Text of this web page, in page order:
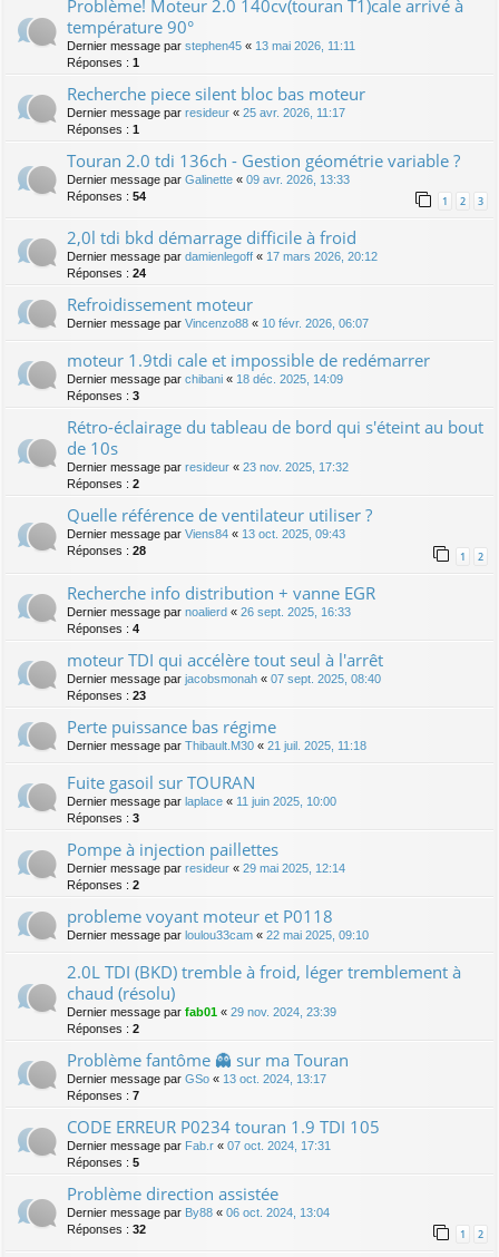
Problème! Moteur 2.0 140cv(touran T1)cale arrivé à
température 90°
Dernier message par stephen45 « 13 mai 2026, 11:11
Réponses : 1
Recherche piece silent bloc bas moteur
Dernier message par resideur « 25 avr. 2026, 11:17
Réponses : 1
Touran 2.0 tdi 136ch - Gestion géométrie variable ?
Dernier message par Galinette « 09 avr. 2026, 13:33
Réponses : 54 1 2 3
2,0l tdi bkd démarrage difficile à froid
Dernier message par damienlegoff « 17 mars 2026, 20:12
Réponses : 24
Refroidissement moteur
Dernier message par Vincenzo88 « 10 févr. 2026, 06:07
moteur 1.9tdi cale et impossible de redémarrer
Dernier message par chibani « 18 déc. 2025, 14:09
Réponses : 3
Rétro-éclairage du tableau de bord qui s'éteint au bout
de 10s
Dernier message par resideur « 23 nov. 2025, 17:32
Réponses : 2
Quelle référence de ventilateur utiliser ?
Dernier message par Viens84 « 13 oct. 2025, 09:43
Réponses : 28 1 2
Recherche info distribution + vanne EGR
Dernier message par noalierd « 26 sept. 2025, 16:33
Réponses : 4
moteur TDI qui accélère tout seul à l'arrêt
Dernier message par jacobsmonah « 07 sept. 2025, 08:40
Réponses : 23
Perte puissance bas régime
Dernier message par Thibault.M30 « 21 juil. 2025, 11:18
Fuite gasoil sur TOURAN
Dernier message par laplace « 11 juin 2025, 10:00
Réponses : 3
Pompe à injection paillettes
Dernier message par resideur « 29 mai 2025, 12:14
Réponses : 2
probleme voyant moteur et P0118
Dernier message par loulou33cam « 22 mai 2025, 09:10
2.0L TDI (BKD) tremble à froid, léger tremblement à
chaud (résolu)
Dernier message par fab01 « 29 nov. 2024, 23:39
Réponses : 2
Problème fantôme 👻 sur ma Touran
Dernier message par GSo « 13 oct. 2024, 13:17
Réponses : 7
CODE ERREUR P0234 touran 1.9 TDI 105
Dernier message par Fab.r « 07 oct. 2024, 17:31
Réponses : 5
Problème direction assistée
Dernier message par By88 « 06 oct. 2024, 13:04
Réponses : 32 1 2